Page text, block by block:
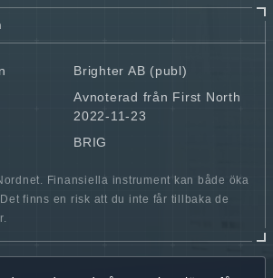
Brighter AB (publ)
Avnoterad från First North
2022-11-23
BRIG
Finansiella instrument kan både öka
finns en risk att du inte får tillbaka de